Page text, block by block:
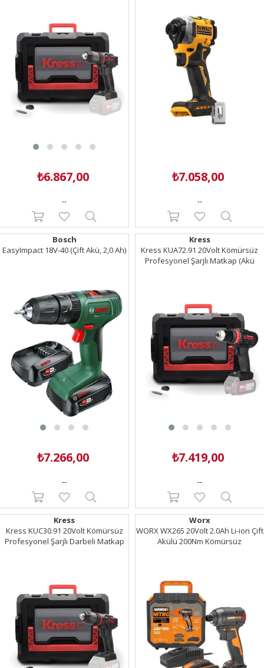
₺6.867,00
--
₺7.058,00
--
Bosch
EasyImpact 18V-40 (Çift Akü, 2,0 Ah)
₺7.266,00
--
Kress
Kress KUA72.91 20Volt Kömürsüz
Profesyonel Şarjlı Matkap (Akü
₺7.419,00
--
Kress
Kress KUC30.91 20Volt Kömürsüz
Profesyonel Şarjlı Darbeli Matkap
Worx
WORX WX265 20Volt 2.0Ah Li-ion Çift
Akülü 200Nm Kömürsüz